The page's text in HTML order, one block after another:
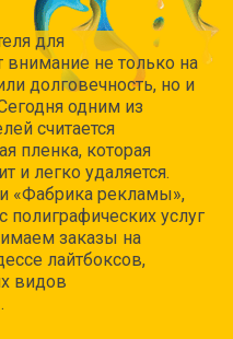
для
не только на
долговечность, но и
одним из
считается
пленка, которая
и легко удаляется.
«Фабрика рекламы»,
полиграфических услуг
заказы на
лайтбоксов,
видов